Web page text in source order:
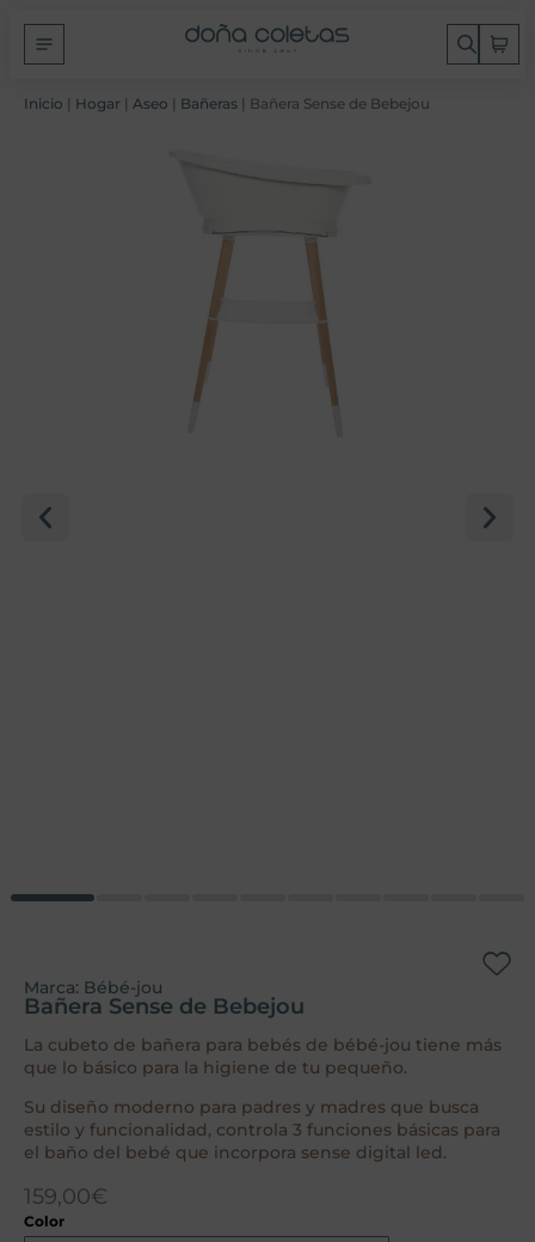
Inicio | Hogar | Aseo | Bañeras | Bañera Sense de Bebejou
Marca: Bébé-jou
Bañera Sense de Bebejou
La cubeto de bañera para bebés de bébé-jou tiene más
que lo básico para la higiene de tu pequeño.
Su diseño moderno para padres y madres que busca
estilo y funcionalidad, controla 3 funciones básicas para
el baño del bebé que incorpora sense digital led.
159,00€
Color